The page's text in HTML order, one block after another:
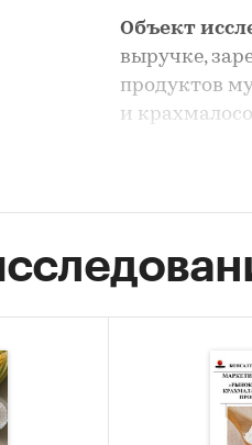
Объект
выручке,
продуктов
и
участников
Задачи